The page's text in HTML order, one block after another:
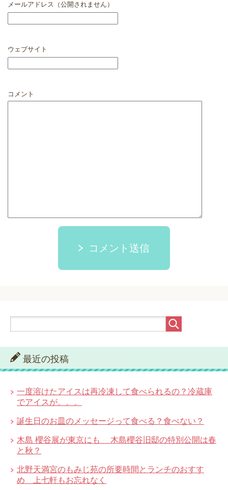
メールアドレス（公開されません）
ウェブサイト
コメント
コメント送信
最近の投稿
一度溶けたアイスは再冷凍して食べられるの？冷蔵庫
でアイスが。。。
誕生日のお皿のメッセージって食べる？食べない？
木島 櫻谷展が東京にも 木島櫻谷旧邸の特別公開は春
と秋？
北野天満宮のもみじ苑の所要時間とランチのおすす
め 上七軒もお忘れなく